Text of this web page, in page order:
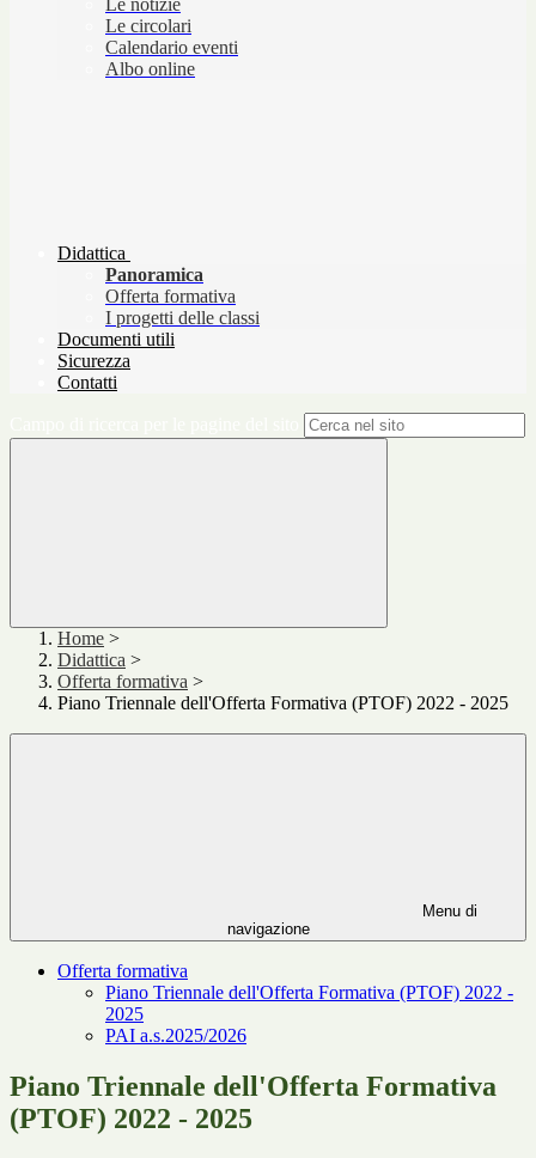
Le notizie
Le circolari
Calendario eventi
Albo online
Didattica
Panoramica
Offerta formativa
I progetti delle classi
Documenti utili
Sicurezza
Contatti
Home >
Didattica >
Offerta formativa >
Piano Triennale dell'Offerta Formativa (PTOF) 2022 - 2025
Menu di
navigazione
Offerta formativa
Piano Triennale dell'Offerta Formativa (PTOF) 2022 -
2025
PAI a.s.2025/2026
Piano Triennale dell'Offerta Formativa
(PTOF) 2022 - 2025